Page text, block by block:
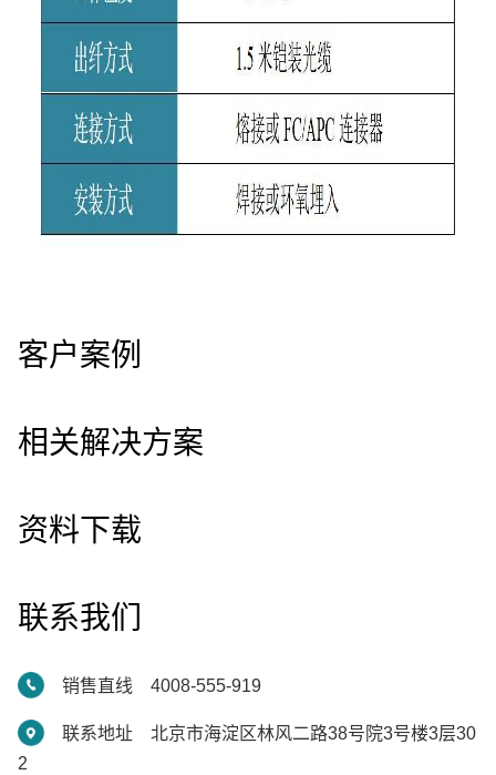
客户案例
相关解决方案
资料下载
联系我们
销售直线 4008-555-919
联系地址 北京市海淀区林风二路38号院3号楼3层30
2